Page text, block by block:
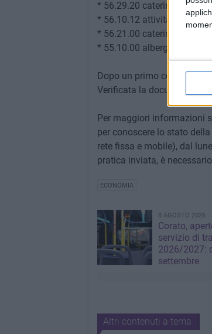
* ‪56.29.20‬ catering
* 56.10.12 attività di
* ‪56.21.00‬ catering per
* ‪55.10.00‬ alberghi,
Dopo un primo controllo
Verificata la
Per maggiori informazioni
per conoscere lo stato
rete fissa e mobile), dal
pratica inviata, è
ECONOMIA
8 AGOSTO 2026
Corato,
servizio di
2026/2027:
settembre
Altri contenuti a tema